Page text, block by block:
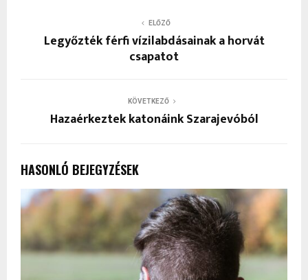
ELŐZŐ
Legyőzték férfi vízilabdásainak a horvát
csapatot
KÖVETKEZŐ
Hazaérkeztek katonáink Szarajevóból
HASONLÓ BEJEGYZÉSEK